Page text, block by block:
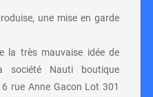
une mise en garde
la très mauvaise idée de
société Nauti boutique
rue Anne Gacon Lot 301